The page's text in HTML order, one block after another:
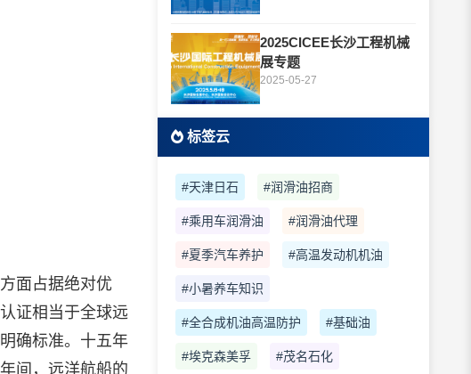
面占据绝对优
证相当于全球远
确标准。十五年
间，远洋航船的
2025CICEE长沙工程机械
展专题
2025-05-27
标签云
#天津日石 #润滑油招商
#乘用车润滑油 #润滑油代理
#夏季汽车养护 #高温发动机机油
#小暑养车知识
#全合成机油高温防护 #基础油
#埃克森美孚 #茂名石化